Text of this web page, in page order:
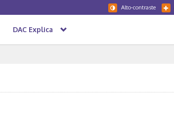
Alto-contraste
DAC Explica